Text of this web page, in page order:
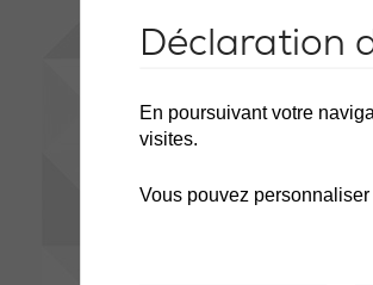
E-mail
Déclaration
En poursuivant votre
visites.
Vous pouvez